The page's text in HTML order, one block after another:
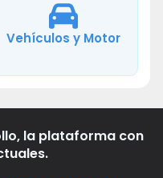
Vehículos y Motor
la plataforma con